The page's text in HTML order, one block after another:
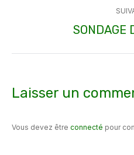
:
SONDAGE
Laisser un
Vous devez être connecté pour